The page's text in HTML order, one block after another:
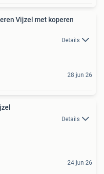
Vijzel met koperen
Details
28 jun 26
Details
24 jun 26